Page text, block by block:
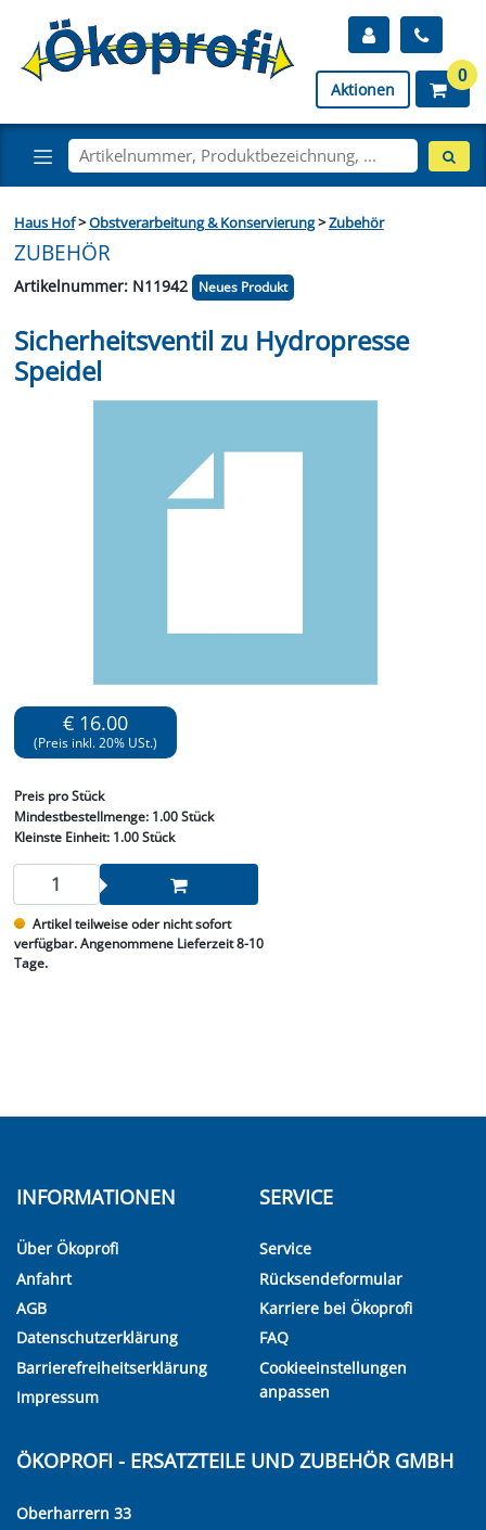
Aktionen
0
Haus Hof>Obstverarbeitung & Konservierung>Zubehör
ZUBEHÖR
Artikelnummer: N11942 Neues Produkt
Sicherheitsventil zu Hydropresse
Speidel
€ 16.00
(Preis inkl. 20% USt.)
Preis pro Stück
Mindestbestellmenge: 1.00 Stück
Kleinste Einheit:1.00 Stück
Artikel teilweise oder nicht sofort
verfügbar. Angenommene Lieferzeit 8-10
Tage.
INFORMATIONEN
Über Ökoprofi
Anfahrt
AGB
Datenschutzerklärung
Barrierefreiheitserklärung
Impressum
SERVICE
Service
Rücksendeformular
Karriere bei Ökoprofi
FAQ
Cookieeinstellungen
anpassen
ÖKOPROFI - ERSATZTEILE UND ZUBEHÖR GMBH
Oberharrern 33